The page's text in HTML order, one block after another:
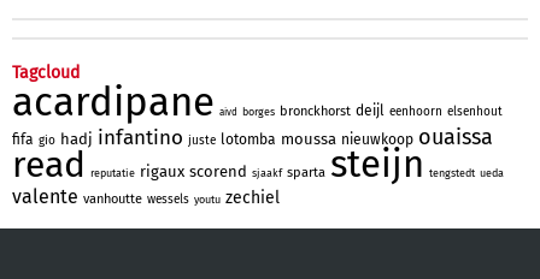
Tagcloud
acardipane aivd borges bronckhorst deijl eenhoorn elsenhout
fifa gio hadj infantino juste lotomba moussa nieuwkoop ouaissa
read reputatie rigaux scorend sjaakf sparta steijn tengstedt ueda
valente vanhoutte wessels youtu zechiel